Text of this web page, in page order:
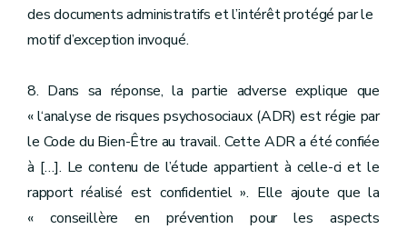
des documents administratifs et l’intérêt protégé par le
motif d’exception invoqué.
8. Dans sa réponse, la partie adverse explique que
« l‘analyse de risques psychosociaux (ADR) est régie par
le Code du Bien-Être au travail. Cette ADR a été confiée
à […]. Le contenu de l’étude appartient à celle-ci et le
rapport réalisé est confidentiel ». Elle ajoute que la
« conseillère en prévention pour les aspects